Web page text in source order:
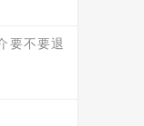
要不要退